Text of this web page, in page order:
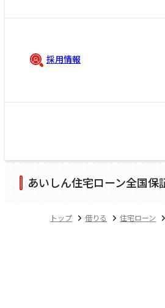
採用情報
あいしん住宅ローン全国
トップ 借りる 住宅ローン